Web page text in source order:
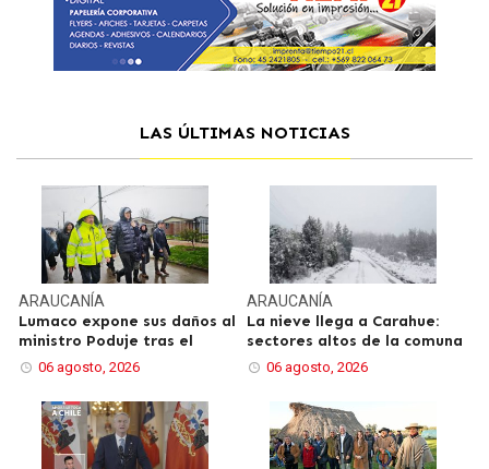
LAS ÚLTIMAS NOTICIAS
ARAUCANÍA
Lumaco expone sus daños al
ministro Poduje tras el
06 agosto, 2026
ARAUCANÍA
La nieve llega a Carahue:
sectores altos de la comuna
06 agosto, 2026